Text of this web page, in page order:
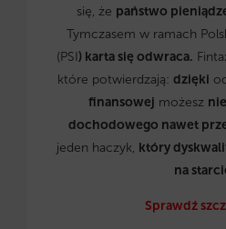
się, że państwo
Tymczasem w ramach
(PSI) karta się odwraca.
które potwierdzają: dzięki
finansowej możesz
dochodowego nawet
jeden haczyk, który
na
Sprawdź